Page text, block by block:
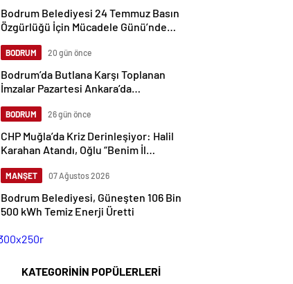
Bodrum Belediyesi 24 Temmuz Basın
Özgürlüğü İçin Mücadele Günü’nde
BODRUM 20 gün önce
Bodrum’da Butlana Karşı Toplanan
İmzalar Pazartesi Ankara’da
BODRUM 26 gün önce
CHP Muğla’da Kriz Derinleşiyor: Halil
Karahan Atandı, Oğlu “Benim İl
MANŞET 07 Ağustos 2026
Bodrum Belediyesi, Güneşten 106 Bin
500 kWh Temiz Enerji Üretti
KATEGORİNİN POPÜLERLERİ